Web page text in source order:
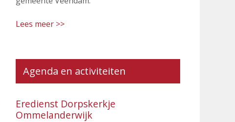
Lees meer >>
Agenda en activiteiten
Eredienst Dorpskerkje
Ommelanderwijk